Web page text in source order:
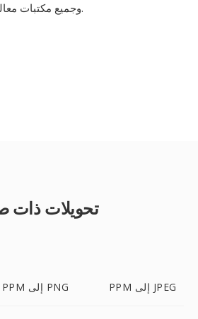
وGIMP وجميع مكتبات معالجة الصور تقريباً.
تحويلات ذات
PPM إلى PNG PPM إلى JPEG